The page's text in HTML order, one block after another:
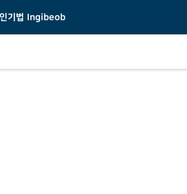
인기법 Ingibeob